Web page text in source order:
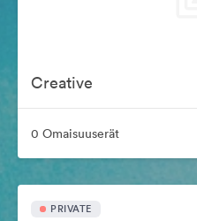
Creative
0 Omaisuuserät
PRIVATE